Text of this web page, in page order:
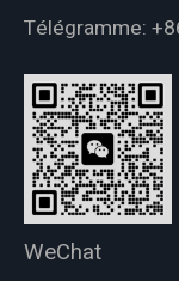
Télégramme:
WeChat